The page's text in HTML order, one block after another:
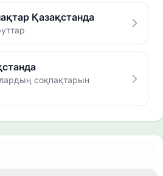
Қазақстанда
соқпақтарын